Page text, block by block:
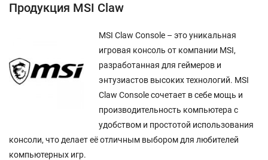
Продукция MSI Claw
MSI Claw Console – это уникальная
игровая консоль от компании MSI,
разработанная для геймеров и
энтузиастов высоких технологий. MSI
Claw Console сочетает в себе мощь и
производительность компьютера с
удобством и простотой использования
консоли, что делает её отличным выбором для любителей
компьютерных игр.